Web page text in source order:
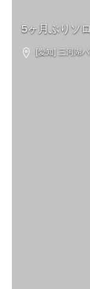
5ヶ月ぶりソ
[愛知] 三河湖